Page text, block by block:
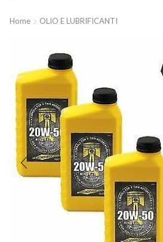
Home OLIO E LUBRIFICANTI